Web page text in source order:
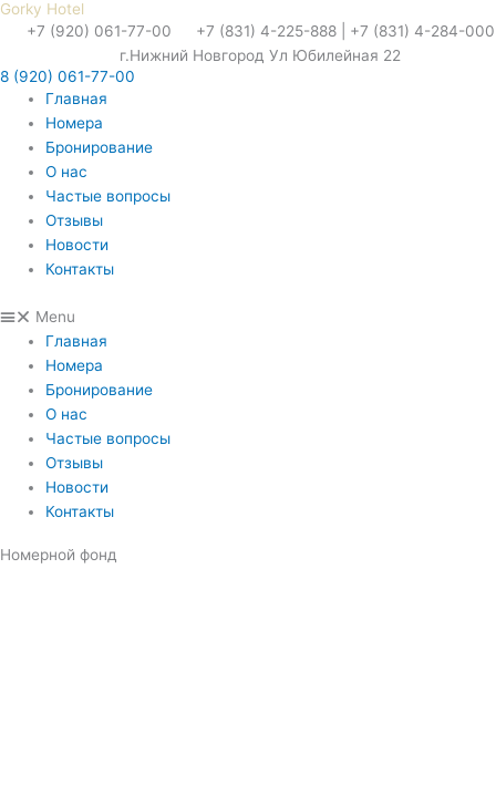
Перейти
Gorky Hotel
+7 (920) 061-77-00
+7 (831) 4-225-888 | +7 (831) 4-284-000
г.Нижний Новгород Ул Юбилейная 22
8 (920) 061-77-00
Главная
Номера
Бронирование
О нас
Частые вопросы
Отзывы
Новости
Контакты
Menu
Главная
Номера
Бронирование
О нас
Частые вопросы
Отзывы
Новости
Контакты
Номерной фонд